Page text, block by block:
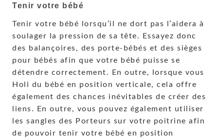
Tenir votre bébé
Tenir votre bébé lorsqu’il ne dort pas l’aidera à
soulager la pression de sa tête. Essayez donc
des balançoires, des porte-bébés et des sièges
pour bébés afin que votre bébé puisse se
détendre correctement. En outre, lorsque vous
Holi du bébé en position verticale, cela offre
également des chances inévitables de créer des
liens. En outre, vous pouvez également utiliser
les sangles des Porteurs sur votre poitrine afin
de pouvoir tenir votre bébé en position